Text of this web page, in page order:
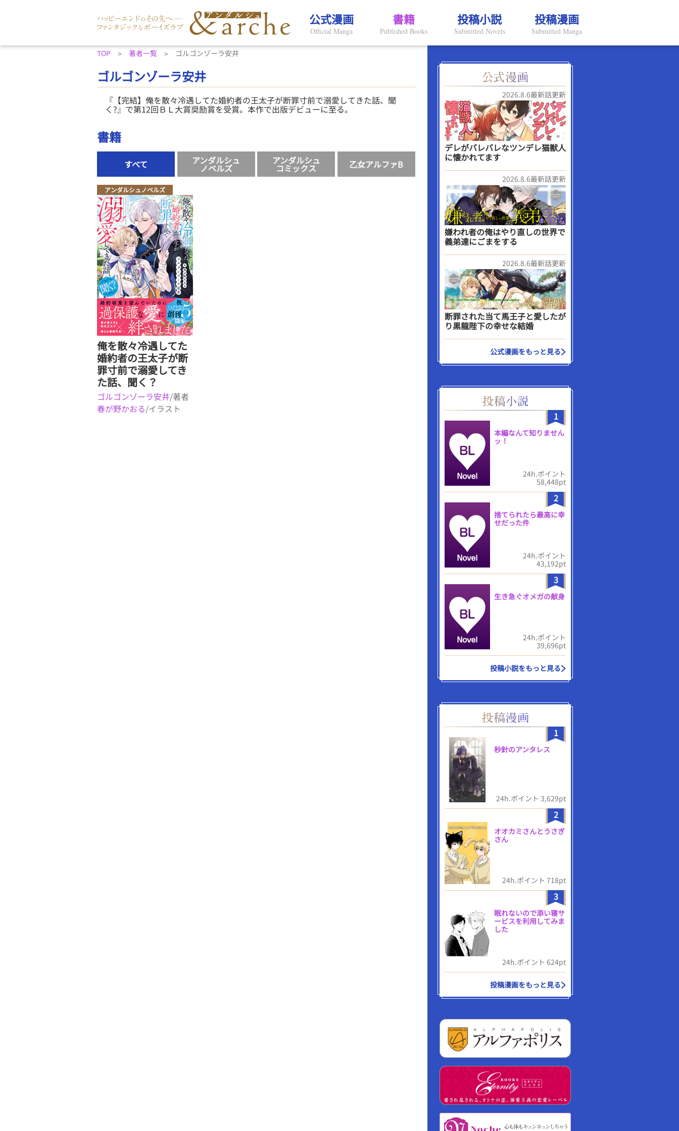
公式漫画
Official Manga
書籍
Published Books
投稿小説
Submitted Novels
投稿漫画
Submitted Manga
TOP 著者一覧 ゴルゴンゾーラ安井
ゴルゴンゾーラ安井
『【完結】俺を散々冷遇してた婚約者の王太子が断罪寸前で溺愛してきた話、聞
く?』で第12回ＢＬ大賞奨励賞を受賞。本作で出版デビューに至る。
書籍
すべて アンダルシュ
ノベルズ
アンダルシュ
コミックス 乙女アルファB
アンダルシュノベルズ
俺を散々冷遇してた
婚約者の王太子が断
罪寸前で溺愛してき
た話、聞く？
ゴルゴンゾーラ安井/著者
春が野かおる/イラスト
2026.8.6最新話更新
デレがバレバレなツンデレ猫獣人
に懐かれてます
2026.8.6最新話更新
嫌われ者の俺はやり直しの世界で
義弟達にごまをする
2026.8.6最新話更新
断罪された当て馬王子と愛したが
り黒龍陛下の幸せな結婚
公式漫画をもっと見る
1
本編なんて知りません
ッ！
24h.ポイント
58,448pt
2
捨てられたら最高に幸
せだった件
24h.ポイント
43,192pt
3
生き急ぐオメガの献身
24h.ポイント
39,696pt
投稿小説をもっと見る
1
秒針のアンタレス
24h.ポイント 3,629pt
2
オオカミさんとうさぎ
さん
24h.ポイント 718pt
3
眠れないので添い寝サ
ービスを利用してみま
した
24h.ポイント 624pt
投稿漫画をもっと見る